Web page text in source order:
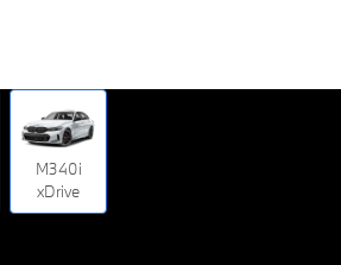
M340i
xDrive